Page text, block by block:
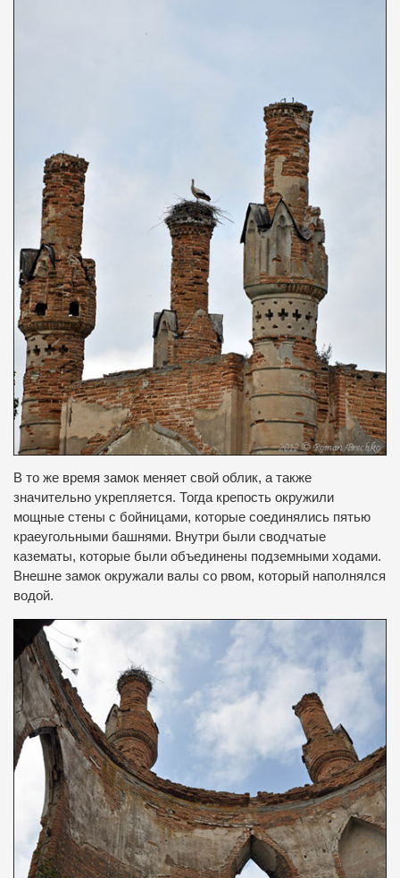
В то же время замок меняет свой облик, а также
значительно укрепляется. Тогда крепость окружили
мощные стены с бойницами, которые соединялись пятью
краеугольными башнями. Внутри были сводчатые
казематы, которые были объединены подземными ходами.
Внешне замок окружали валы со рвом, который наполнялся
водой.